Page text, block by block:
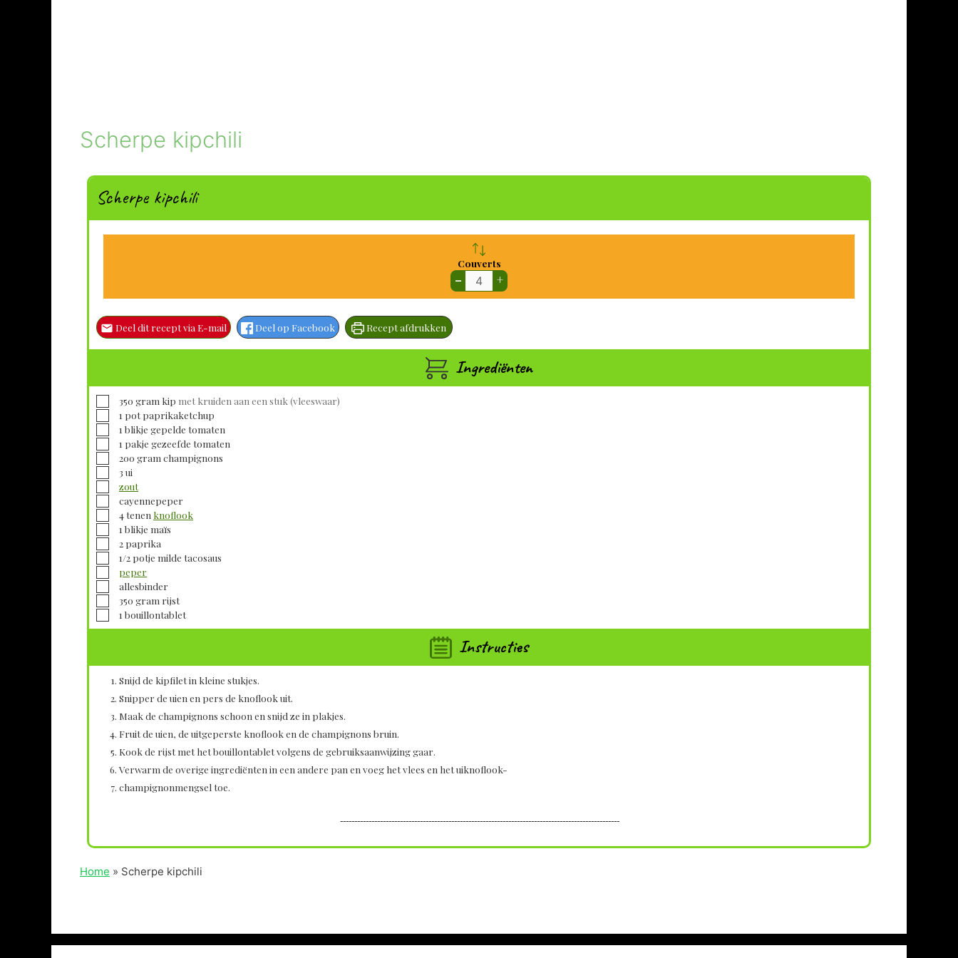
Scherpe kipchili
Scherpe kipchili
Couverts
– +
Deel dit recept via E-mail Deel op Facebook Recept afdrukken
Ingrediënten
▢
350 gram kip met kruiden aan een stuk (vleeswaar)
▢1 potpaprikaketchup
▢1 blikje gepelde tomaten
▢1 pakje gezeefde tomaten
▢
200 gram champignons
▢
3 ui
▢
zout
▢
cayennepeper
▢
4tenen knoflook
▢1 blikje maïs
▢
2 paprika
▢1/2 potje milde tacosaus
▢
peper
▢
allesbinder
▢
350 gram rijst
▢1 bouillontablet
Instructies
Snijd de kipfilet in kleine stukjes.
Snipper de uien en pers de knoflook uit.
Maak de champignons schoon en snijd ze in plakjes.
Fruit de uien, de uitgeperste knoflook en de champignons bruin.
Kook de rijst met het bouillontablet volgens de gebruiksaanwijzing gaar.
Verwarm de overige ingrediënten in een andere pan en voeg het vlees en het uiknoflook-
champignonmengsel toe.
--------------------------------------------------------------------------------------------------
Home » Scherpe kipchili